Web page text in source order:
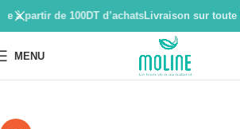
MENU
partir de 100DT d’achatsLivraison sur toute la